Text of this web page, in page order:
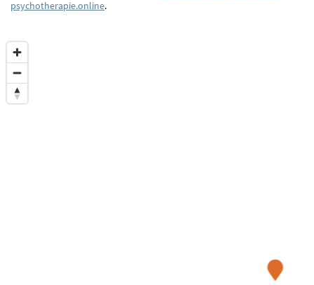
psychotherapie.online.